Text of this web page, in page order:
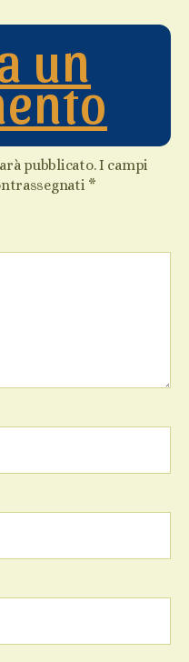
un
pubblicato.I campi
*